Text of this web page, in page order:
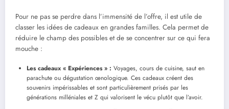
Pour ne pas se perdre dans l’immensité de l’offre, il est utile de
classer les idées de cadeaux en grandes familles. Cela permet de
réduire le champ des possibles et de se concentrer sur ce qui fera
mouche :
Les cadeaux « Expériences » : Voyages, cours de cuisine, saut en
parachute ou dégustation œnologique. Ces cadeaux créent des
souvenirs impérissables et sont particulièrement prisés par les
générations milléniales et Z qui valorisent le vécu plutôt que l’avoir.